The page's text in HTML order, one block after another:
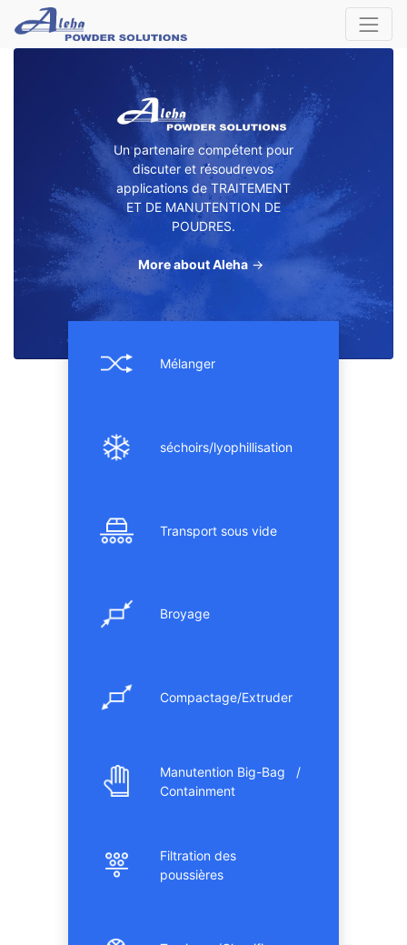
Un partenaire compétent pour
discuter et résoudrevos
applications de TRAITEMENT
ET DE MANUTENTION DE
POUDRES.
More about Aleha →
Mélanger
séchoirs/lyophillisation
Transport sous vide
Broyage
Compactage/Extruder
Manutention Big-Bag /
Containment
Filtration des
poussières